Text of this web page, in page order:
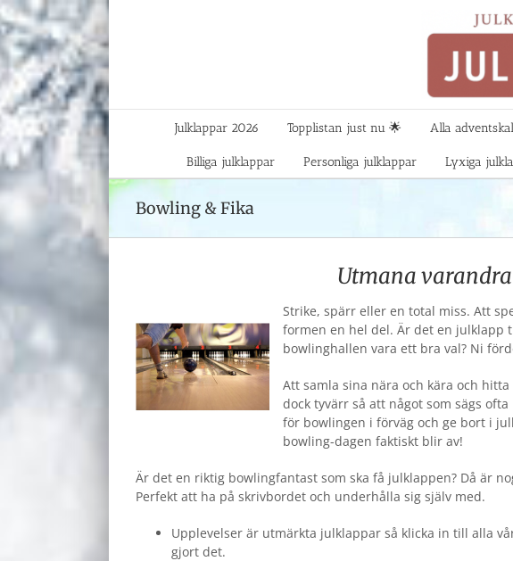
Fortsätt
till
innehållet
Julklappar 2026 Topplistan just nu 🌟 Alla
Billiga julklappar Personliga julklappar Lyxiga
Bowling & Fika
Utmana
Strike, spärr eller en total miss. Att
formen en hel del. Är det en julklapp
bowlinghallen vara ett bra val? Ni
Att samla sina nära och kära och
dock tyvärr så att något som sägs
för bowlingen i förväg och ge bort i
bowling-dagen faktiskt blir av!
Är det en riktig bowlingfantast som ska få julklappen? Då är
Perfekt att ha på skrivbordet och underhålla sig själv med.
Upplevelser är utmärkta julklappar så klicka in till alla
gjort det.